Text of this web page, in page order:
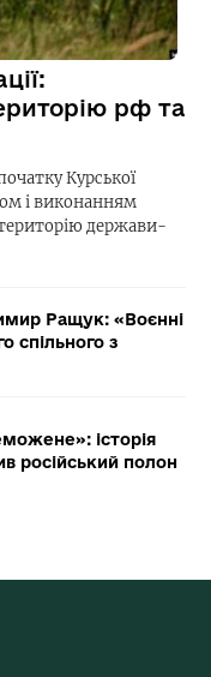
рф та
Курської
і виконанням
територію держави-
Ращук: «Воєнні
спільного з
історія
російський полон